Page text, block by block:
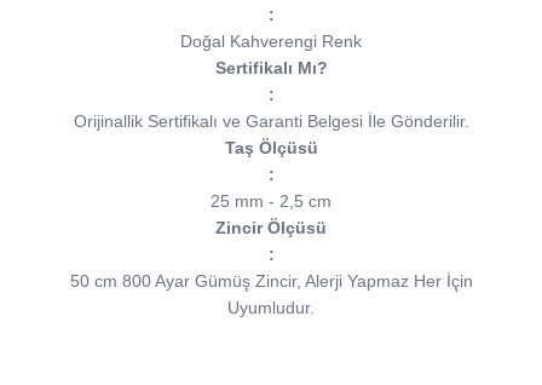
:
Doğal Kahverengi Renk
Sertifikalı Mı?
:
Orijinallik Sertifikalı ve Garanti Belgesi İle Gönderilir.
Taş Ölçüsü
:
25 mm - 2,5 cm
Zincir Ölçüsü
:
50 cm 800 Ayar Gümüş Zincir, Alerji Yapmaz Her İçin
Uyumludur.